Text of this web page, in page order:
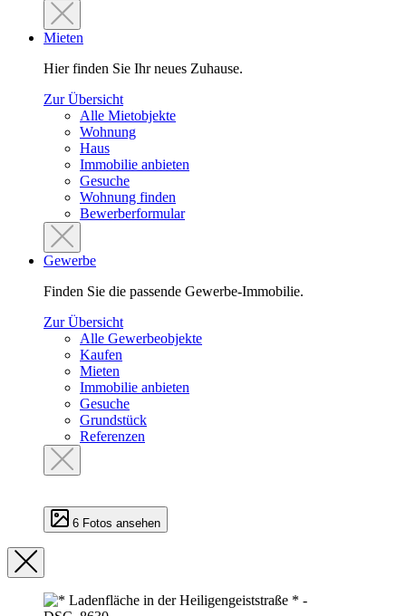
Mieten
Hier finden Sie Ihr neues Zuhause.
Zur Übersicht
Alle Mietobjekte
Wohnung
Haus
Immobilie anbieten
Gesuche
Wohnung finden
Bewerberformular
Gewerbe
Finden Sie die passende Gewerbe-Immobilie.
Zur Übersicht
Alle Gewerbeobjekte
Kaufen
Mieten
Immobilie anbieten
Gesuche
Grundstück
Referenzen
6 Fotos ansehen